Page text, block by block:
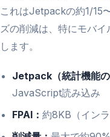
これはJetpackの約1/15
ズの削減は、特にモバ
します。
Jetpack（統計機能の
JavaScript読み込み
FPAI： 約8KB（イン